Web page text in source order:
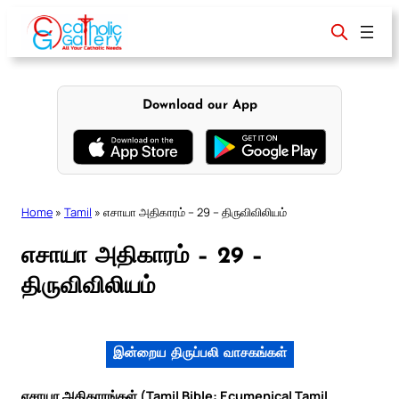
content
Download our App
Home » Tamil » எசாயா அதிகாரம் – 29 – திருவிவிலியம்
எசாயா அதிகாரம் – 29 –
திருவிவிலியம்
இன்றைய திருப்பலி வாசகங்கள்
எசாயா அதிகாரங்கள் (Tamil Bible: Ecumenical Tamil